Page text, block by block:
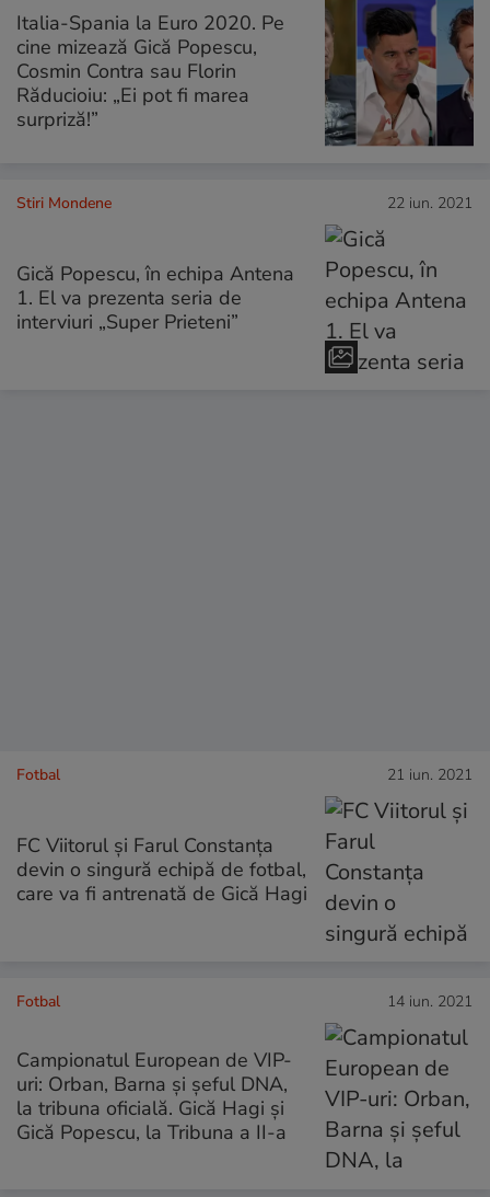
Italia-Spania la Euro 2020. Pe
cine mizează Gică Popescu,
Cosmin Contra sau Florin
Răducioiu: „Ei pot fi marea
surpriză!”
Stiri Mondene 22 iun. 2021
Gică Popescu, în echipa Antena
1. El va prezenta seria de
interviuri „Super Prieteni”
Fotbal 21 iun. 2021
FC Viitorul și Farul Constanța
devin o singură echipă de fotbal,
care va fi antrenată de Gică Hagi
Fotbal 14 iun. 2021
Campionatul European de VIP-
uri: Orban, Barna și șeful DNA,
la tribuna oficială. Gică Hagi și
Gică Popescu, la Tribuna a II-a